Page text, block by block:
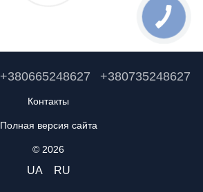
+380665248627 +380735248627
Контакты
Полная версия сайта
© 2026
UA RU